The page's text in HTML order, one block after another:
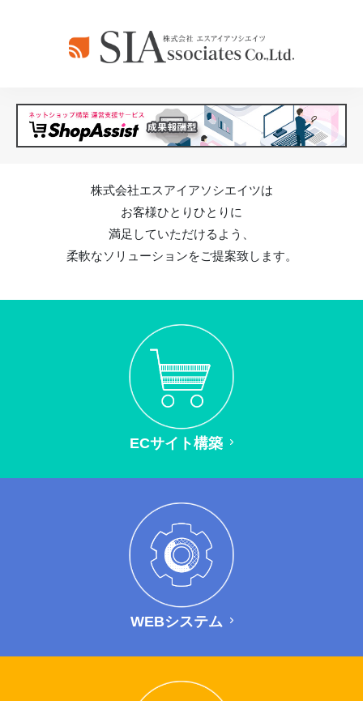
株式会社エスアイアソシエイツは
お客様ひとりひとりに
満足していただけるよう、
柔軟なソリューションをご提案致します。
ECサイト構築
WEBシステム